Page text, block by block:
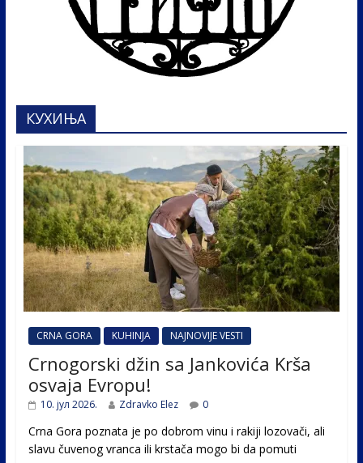
КУХИЊА
CRNA GORA KUHINJA NAJNOVIJE VESTI
Crnogorski džin sa Jankovića Krša
osvaja Evropu!
10. јул 2026. Zdravko Elez 0
Crna Gora poznata je po dobrom vinu i rakiji lozovači, ali
slavu čuvenog vranca ili krstača mogo bi da pomuti